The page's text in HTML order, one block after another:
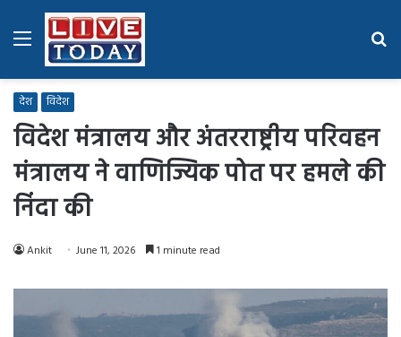
Menu
देश विदेश
विदेश मंत्रालय और अंतरराष्ट्रीय परिवहन
मंत्रालय ने वाणिज्यिक पोत पर हमले की
निंदा की
Ankit June 11, 2026 1 minute read